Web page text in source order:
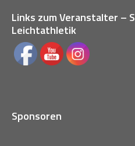
Links zum Veranstalter –
Leichtathletik
Sponsoren